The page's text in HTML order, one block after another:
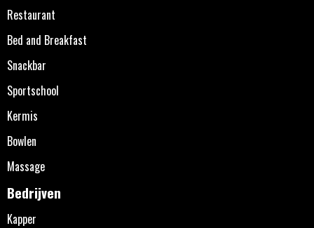
Restaurant
Bed and Breakfast
Snackbar
Sportschool
Kermis
Bowlen
Massage
Bedrijven
Kapper